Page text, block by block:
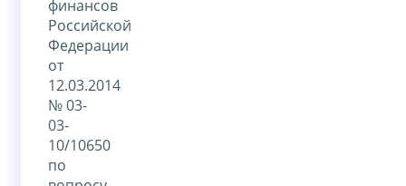
финансов
Российской
Федерации
от
12.03.2014
№ 03-
03-
10/10650
по